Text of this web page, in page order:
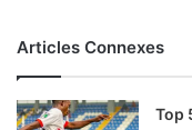
Articles Connexes
Top